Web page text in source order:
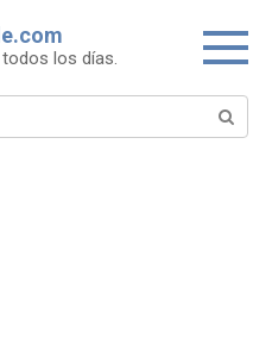
los días.